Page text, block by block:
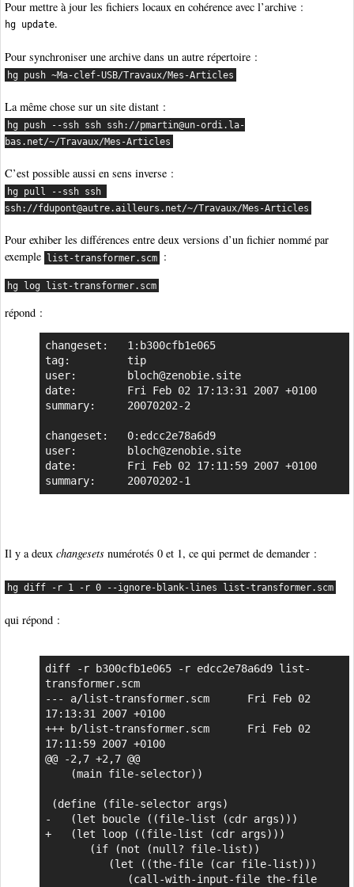
Pour mettre à jour les fichiers locaux en cohérence avec l’archive :
hg update.
Pour synchroniser une archive dans un autre répertoire :
hg push ~Ma-clef-USB/Travaux/Mes-Articles
La même chose sur un site distant :
hg push --ssh ssh ssh://pmartin@un-ordi.la-
bas.net/~/Travaux/Mes-Articles
C’est possible aussi en sens inverse :
hg pull --ssh ssh
ssh://fdupont@autre.ailleurs.net/~/Travaux/Mes-Articles
Pour exhiber les différences entre deux versions d’un fichier nommé par
exemple list-transformer.scm :
hg log list-transformer.scm
répond :
changeset:   1:b300cfb1e065
tag:         tip
user:        bloch@zenobie.site
date:        Fri Feb 02 17:13:31 2007 +0100
summary:     20070202-2
changeset:   0:edcc2e78a6d9
user:        bloch@zenobie.site
date:        Fri Feb 02 17:11:59 2007 +0100
summary:     20070202-1
Il y a deux changesets numérotés 0 et 1, ce qui permet de demander :
hg diff -r 1 -r 0 --ignore-blank-lines list-transformer.scm
qui répond :
diff -r b300cfb1e065 -r edcc2e78a6d9 list-
transformer.scm
--- a/list-transformer.scm      Fri Feb 02
17:13:31 2007 +0100
+++ b/list-transformer.scm      Fri Feb 02
17:11:59 2007 +0100
@@ -2,7 +2,7 @@
-   (let boucle ((file-list (cdr args)))
+   (let loop ((file-list (cdr args)))